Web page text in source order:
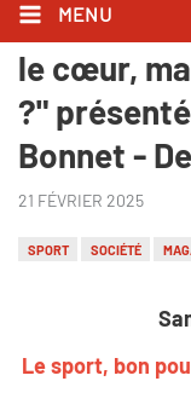
MENU
Sport, etc.
le cœur,
?"
Bonnet -
21 FÉVRIER 2025
SPORT SOCIÉTÉ
Le sport, bon